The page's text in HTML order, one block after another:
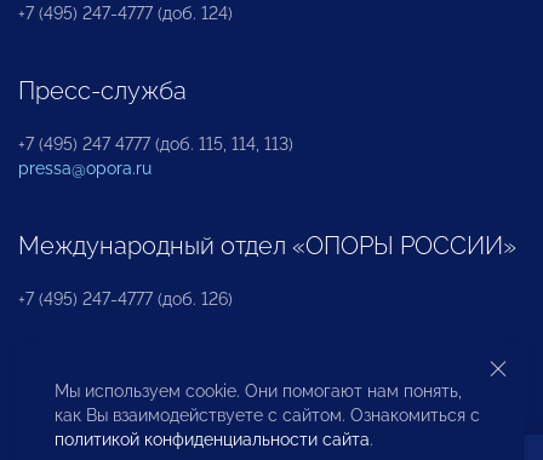
+7 (495) 247-4777 (доб. 124)
Пресс-служба
+7 (495) 247 4777 (доб. 115, 114, 113)
pressa@opora.ru
Международный отдел «ОПОРЫ РОССИИ»
+7 (495) 247-4777 (доб. 126)
Бюро по защите прав предпринимателей и
инвесторов
Мы используем cookie. Они помогают нам понять,
как Вы взаимодействуете с сайтом. Ознакомиться с
политикой конфиденциальности сайта.